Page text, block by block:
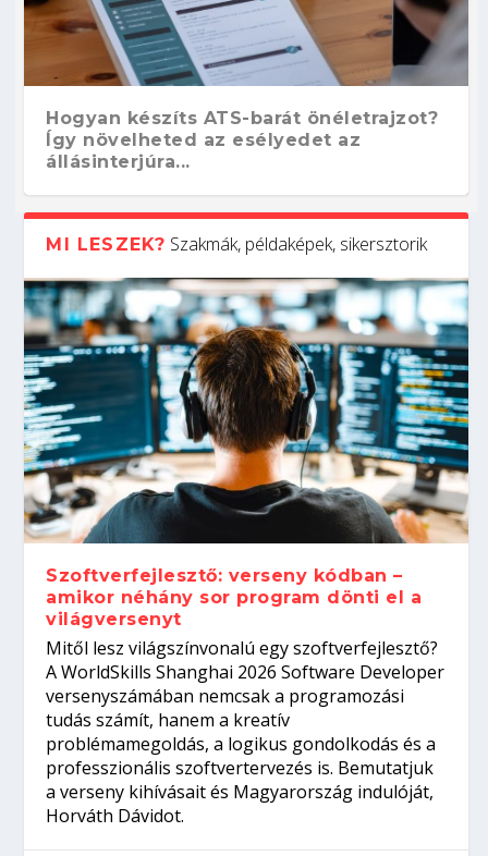
Hogyan készíts ATS-barát önéletrajzot?
Így növelheted az esélyedet az
állásinterjúra...
Kitalálod, mire használják ezeket a
gépeket?
Nem sikerült az egyetemi felvételi?
Tanulj szakmát!
Szoftverfejlesztő: verseny kódban –
amikor néhány sor program dönti el a
világversenyt...
Digitális detox – hogyan kapcsolódj ki
telefon nélkül?
MI LESZEK? Szakmák, példaképek, sikersztorik
Szoftverfejlesztő: verseny kódban –
amikor néhány sor program dönti el a
világversenyt
Mitől lesz világszínvonalú egy szoftverfejlesztő?
A WorldSkills Shanghai 2026 Software Developer
versenyszámában nemcsak a programozási
tudás számít, hanem a kreatív
problémamegoldás, a logikus gondolkodás és a
professzionális szoftvertervezés is. Bemutatjuk
a verseny kihívásait és Magyarország indulóját,
Horváth Dávidot.